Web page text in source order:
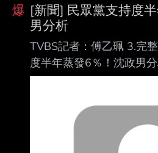
爆 [新聞] 民眾黨支持度
男分析
TVBS記者：傅乙珮 3.完
度半年蒸發6％！沈政男
民進黨 4.完整新聞內文:
施政滿意度仍堅守
不大。然而對比民眾黨今
卻持續下跌， 約5%。沈